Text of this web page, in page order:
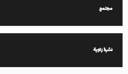
مجتمع
نشرة زاوية